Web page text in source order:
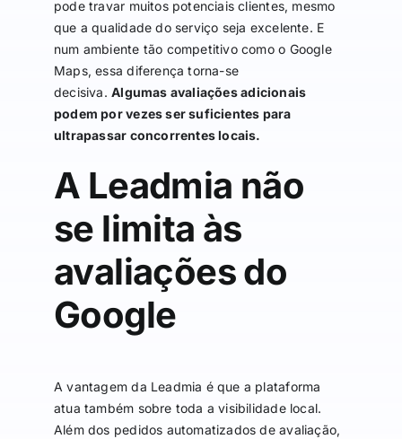
pode travar muitos potenciais clientes, mesmo
que a qualidade do serviço seja excelente. E
num ambiente tão competitivo como o Google
Maps, essa diferença torna-se
decisiva.Algumas avaliações adicionais
podem por vezes ser suficientes para
ultrapassar concorrentes locais.
A Leadmia não
se limita às
avaliações do
Google
A vantagem da Leadmia é que a plataforma
atua também sobre toda a visibilidade local.
Além dos pedidos automatizados de avaliação,